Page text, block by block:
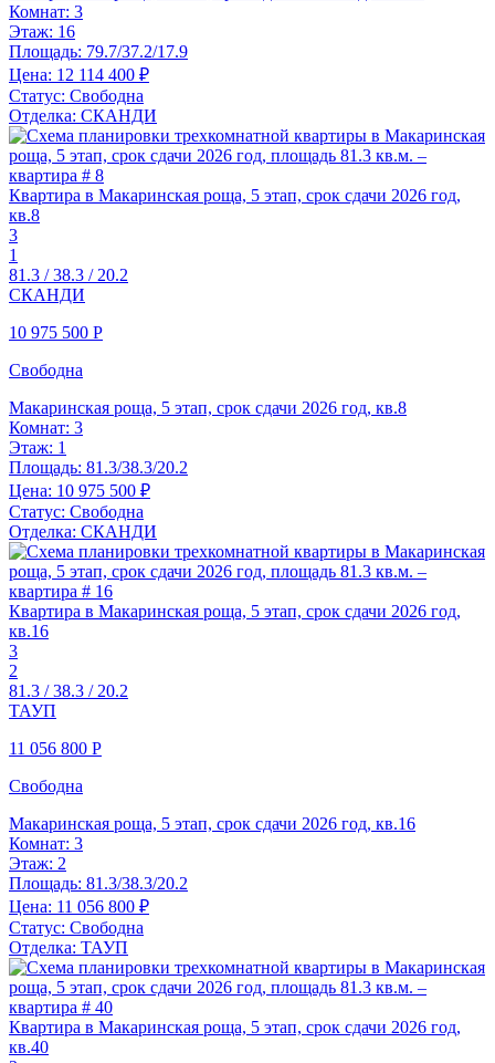
Комнат: 3
Этаж: 16
Площадь: 79.7/37.2/17.9
Цена: 12 114 400 ₽
Статус: Свободна
Отделка: СКАНДИ
Квартира в Макаринская роща, 5 этап, срок сдачи 2026 год,
кв.8
3
1
81.3 / 38.3 / 20.2
СКАНДИ
10 975 500 Р
Свободна
Макаринская роща, 5 этап, срок сдачи 2026 год, кв.8
Комнат: 3
Этаж: 1
Площадь: 81.3/38.3/20.2
Цена: 10 975 500 ₽
Статус: Свободна
Отделка: СКАНДИ
Квартира в Макаринская роща, 5 этап, срок сдачи 2026 год,
кв.16
3
2
81.3 / 38.3 / 20.2
ТАУП
11 056 800 Р
Свободна
Макаринская роща, 5 этап, срок сдачи 2026 год, кв.16
Комнат: 3
Этаж: 2
Площадь: 81.3/38.3/20.2
Цена: 11 056 800 ₽
Статус: Свободна
Отделка: ТАУП
Квартира в Макаринская роща, 5 этап, срок сдачи 2026 год,
кв.40